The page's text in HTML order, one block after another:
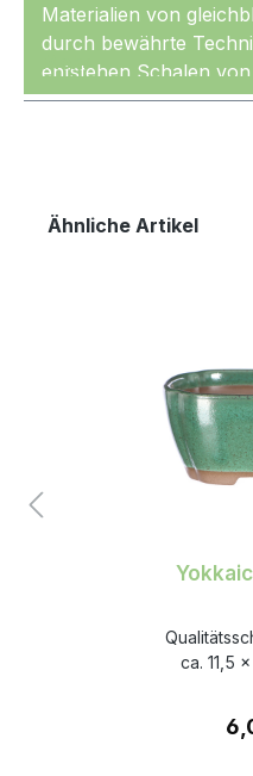
Materialien von
durch bewährte
entstehen Schalen
gleichmäßig geformt
Mehr
Produktgalerie
Ähnliche Artikel
ca. 11,5